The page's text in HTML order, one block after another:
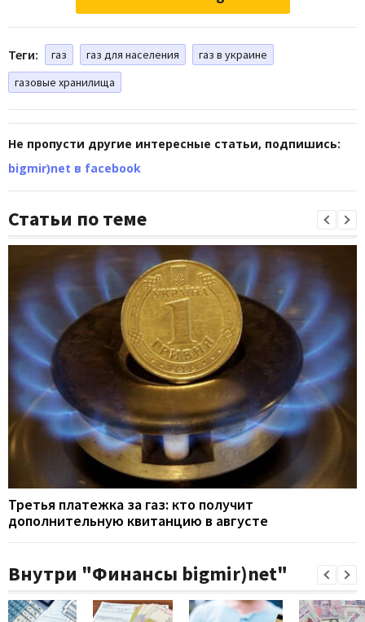
Теги: газ газ для населения
газ в украине
газовые хранилища
Не пропусти другие интересные статьи, подпишись:
bigmir)net в facebook
Статьи по теме
Третья платежка за газ: кто получит
дополнительную квитанцию в августе
Внутри "Финансы bigmir)net"